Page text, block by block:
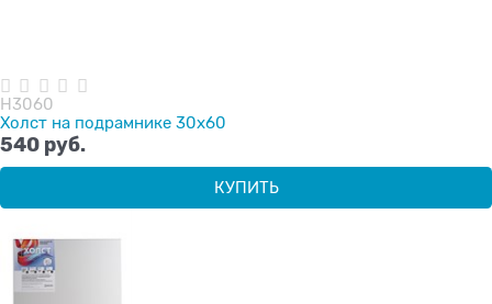
H3060
Холст на подрамнике 30х60
540 руб.
КУПИТЬ